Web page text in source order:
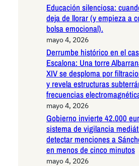
Educación silenciosa:
deja de llorar (y empieza a
bolsa emocional).
mayo 4, 2026
Derrumbe histórico en el
Escalona: Una torre
XIV se desploma por
y revela estructuras
frecuencias
mayo 4, 2026
Gobierno invierte 42.000
sistema de vigilancia
detectar menciones a
en menos de cinco minutos
mayo 4, 2026